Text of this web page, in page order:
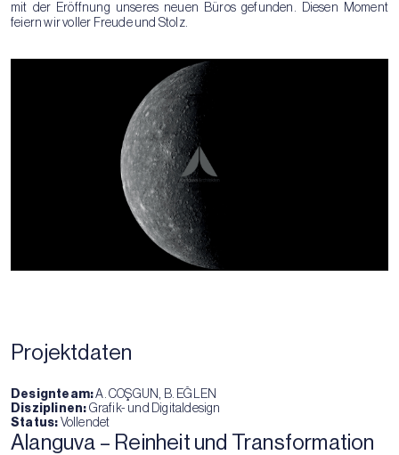
mit der Eröffnung unseres neuen Büros gefunden. Diesen Moment
feiern wir voller Freude und Stolz.
Projektdaten
Designteam:A. COŞGUN, B. EĞLEN
Disziplinen: Grafik- und Digitaldesign
Status: Vollendet
Alanguva – Reinheit und Transformation